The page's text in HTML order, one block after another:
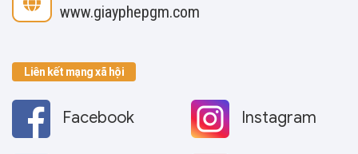
www.giayphepgm.com
Liên kết mạng xã hội
Facebook Instagram